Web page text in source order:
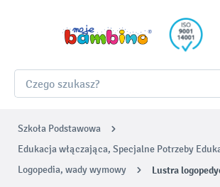
Szkoła Podstawowa
Edukacja włączająca, Specjalne Potrzeby
Logopedia, wady wymowy
Lustra